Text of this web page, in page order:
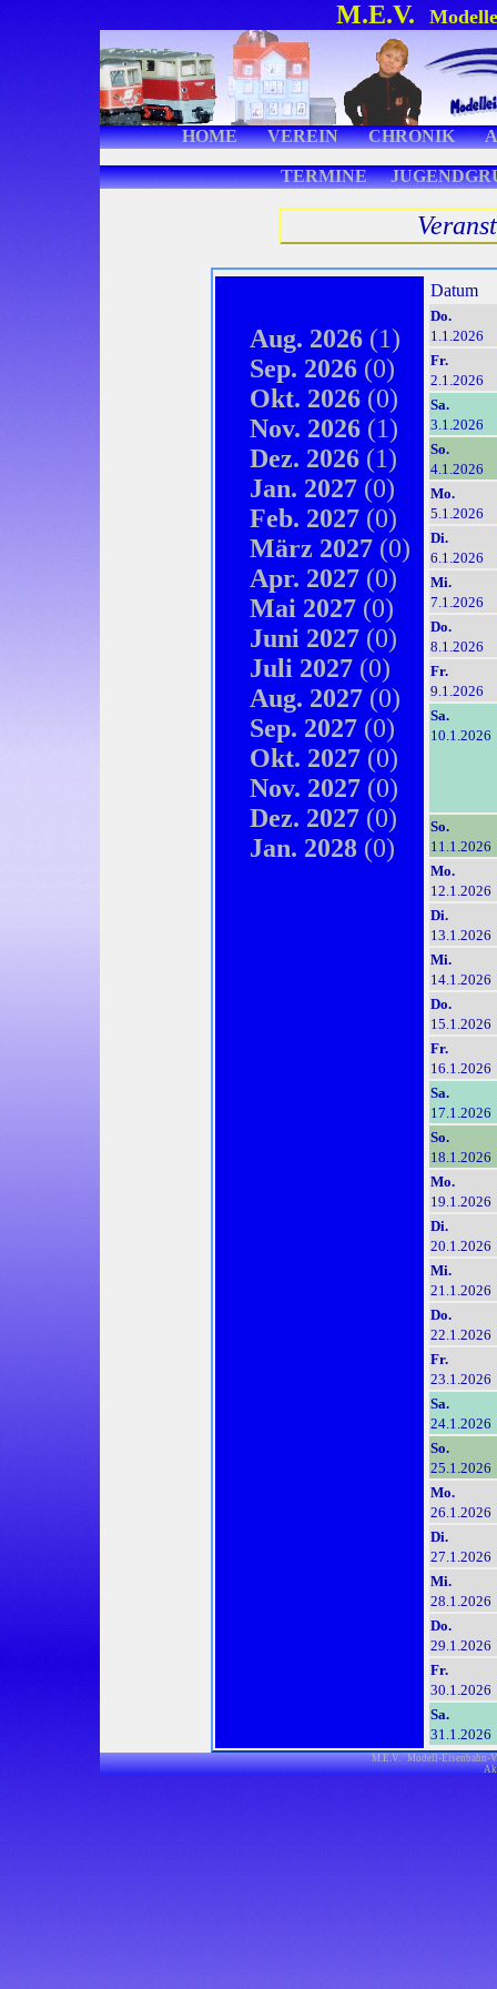
M.E.V.
HOME VEREIN CHRONIK
TERMINE
Aug. 2026 (1)
Sep. 2026 (0)
Okt. 2026 (0)
Nov. 2026 (1)
Dez. 2026 (1)
Jan. 2027 (0)
Feb. 2027 (0)
März 2027 (0)
Apr. 2027 (0)
Mai 2027 (0)
Juni 2027 (0)
Juli 2027 (0)
Aug. 2027 (0)
Sep. 2027 (0)
Okt. 2027 (0)
Nov. 2027 (0)
Dez. 2027 (0)
Jan. 2028 (0)
Datum
Do.
1.1.2026
Fr.
2.1.2026
Sa.
3.1.2026
So.
4.1.2026
Mo.
5.1.2026
Di.
6.1.2026
Mi.
7.1.2026
Do.
8.1.2026
Fr.
9.1.2026
Sa.
10.1.2026
So.
11.1.2026
Mo.
12.1.2026
Di.
13.1.2026
Mi.
14.1.2026
Do.
15.1.2026
Fr.
16.1.2026
Sa.
17.1.2026
So.
18.1.2026
Mo.
19.1.2026
Di.
20.1.2026
Mi.
21.1.2026
Do.
22.1.2026
Fr.
23.1.2026
Sa.
24.1.2026
So.
25.1.2026
Mo.
26.1.2026
Di.
27.1.2026
Mi.
28.1.2026
Do.
29.1.2026
Fr.
30.1.2026
Sa.
31.1.2026
M.E.V. Modell-Eisenbahn-